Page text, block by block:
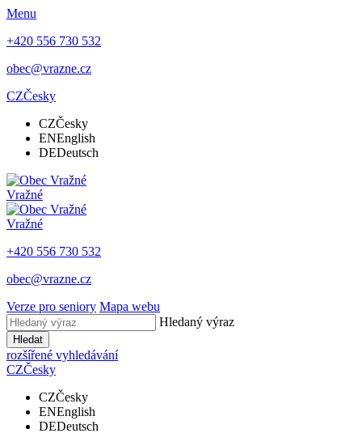
Menu
+420 556 730 532
obec@vrazne.cz
CZČesky
CZČesky
ENEnglish
DEDeutsch
Vražné
Vražné
+420 556 730 532
obec@vrazne.cz
Verze pro seniory Mapa webu
Hledaný výraz
Hledat
rozšířené vyhledávání
CZČesky
CZČesky
ENEnglish
DEDeutsch